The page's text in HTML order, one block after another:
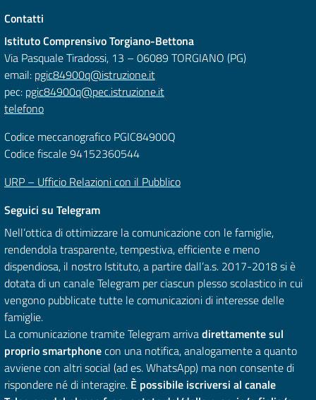
Contatti
Istituto Comprensivo Torgiano-Bettona
Via Pasquale Tiradossi, 13 – 06089 TORGIANO (PG)
email: pgic84900q@istruzione.it
pec: pgic84900q@pec.istruzione.it
telefono
Codice meccanografico PGIC84900Q
Codice fiscale 94152360544
URP – Ufficio Relazioni con il Pubblico
Seguici su Telegram
Nell’ottica di ottimizzare la comunicazione con le famiglie,
rendendola trasparente, tempestiva, efficiente e meno
dispendiosa, il nostro Istituto, a partire dall’a.s. 2017-2018 si è
dotata di un canale Telegram per ciascun plesso scolastico in cui
vengono pubblicate tutte le comunicazioni di interesse delle
famiglie.
La comunicazione tramite Telegram arrivadirettamente sul
proprio smartphonecon una notifica, analogamente a quanto
avviene con altri social (ad es. WhatsApp) ma non consente di
rispondere né di interagire. È possibile iscriversi al canale